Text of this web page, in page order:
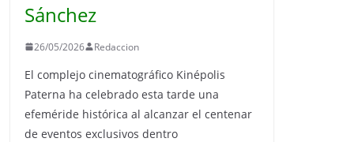
Sánchez
26/05/2026 Redaccion
El complejo cinematográfico Kinépolis
Paterna ha celebrado esta tarde una
efeméride histórica al alcanzar el centenar
de eventos exclusivos dentro